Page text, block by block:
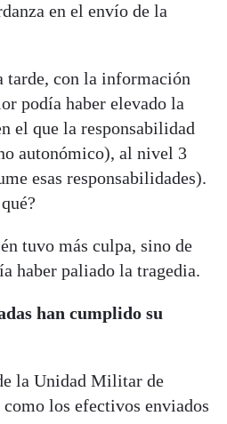
en el envío de la
tarde, con la información
podía haber elevado la
el que la responsabilidad
autonómico), al nivel 3
esas responsabilidades).
tuvo más culpa, sino de
haber paliado la tragedia.
han cumplido su
la Unidad Militar de
los efectivos enviados